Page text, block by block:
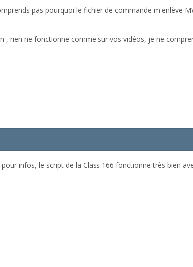
pas pourquoi le fichier de commande m'enlève
, rien ne fonctionne comme sur vos vidéos, je ne
infos, le script de la Class 166 fonctionne très bien